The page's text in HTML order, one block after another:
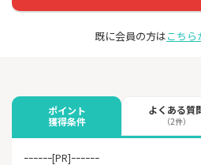
既に会員の方はこちら
ポイント
獲得条件
よくある質
（2件）
ｰｰｰｰｰｰ[PR]ｰｰｰｰｰｰ